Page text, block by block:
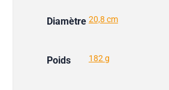
Diamètre 20,8 cm
Poids 182 g